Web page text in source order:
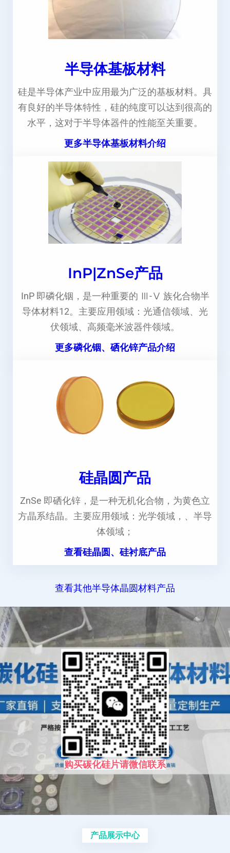
半导体基板材料
硅是半导体产业中应用最为广泛的基板材料。具
有良好的半导体特性，硅的纯度可以达到很高的
水平，这对于半导体器件的性能至关重要。
更多半导体基板材料介绍
InP|ZnSe产品
InP 即磷化铟，是一种重要的 Ⅲ-Ⅴ 族化合物半
导体材料12。主要应用领域：光通信领域、光
伏领域、高频毫米波器件领域。
更多磷化铟、硒化锌产品介绍
硅晶圆产品
ZnSe 即硒化锌，是一种无机化合物，为黄色立
方晶系结晶。主要应用领域：光学领域，、半导
体领域；
查看硅晶圆、硅衬底产品
查看其他半导体晶圆材料产品
购买碳化硅片请微信联系
产品展示中心